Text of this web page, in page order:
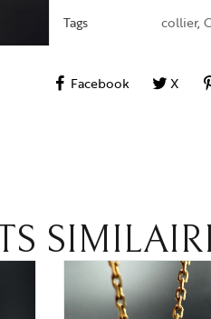
Tags
collier,
Facebook X